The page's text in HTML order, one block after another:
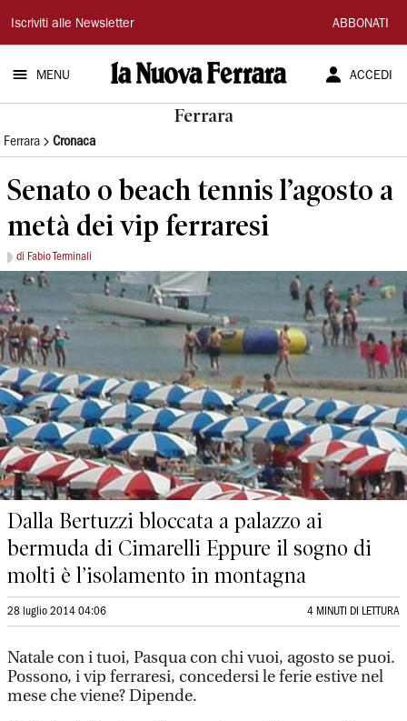
La
Nuova
Ferrara
Iscriviti alle Newsletter ABBONATI
MENU ACCEDI
Ferrara
Ferrara Cronaca
Senato o beach tennis l’agosto a
metà dei vip ferraresi
di Fabio Terminali
Dalla Bertuzzi bloccata a palazzo ai
bermuda di Cimarelli Eppure il sogno di
molti è l’isolamento in montagna
28 luglio 2014 04:06 4 MINUTI DI LETTURA
Natale con i tuoi, Pasqua con chi vuoi, agosto se puoi.
Possono, i vip ferraresi, concedersi le ferie estive nel
mese che viene? Dipende.